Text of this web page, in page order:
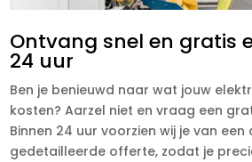
Ontvang snel en gratis
24 uur
Ben je benieuwd naar wat jouw
kosten? Aarzel niet en vraag een
Binnen 24 uur voorzien wij je van een
gedetailleerde offerte, zodat je